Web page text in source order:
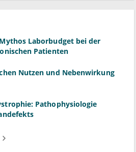
Laborbudget bei der
Patienten
Nutzen und Nebenwirkung
Pathophysiologie